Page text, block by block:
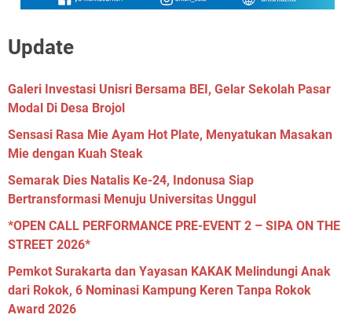
Update
Galeri Investasi Unisri Bersama BEI, Gelar Sekolah Pasar
Modal Di Desa Brojol
Sensasi Rasa Mie Ayam Hot Plate, Menyatukan Masakan
Mie dengan Kuah Steak
Semarak Dies Natalis Ke-24, Indonusa Siap
Bertransformasi Menuju Universitas Unggul
*OPEN CALL PERFORMANCE PRE-EVENT 2 – SIPA ON THE
STREET 2026*
Pemkot Surakarta dan Yayasan KAKAK Melindungi Anak
dari Rokok, 6 Nominasi Kampung Keren Tanpa Rokok
Award 2026